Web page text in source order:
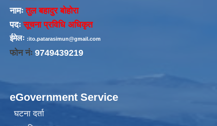
नामःतुल बहादुर बोहोरा
पदःसूचना प्रविधि अधिकृत
ईमेलः :ito.patarasimun@gmail.com
फोन नंः 9749439219
eGovernment Service
घटना दर्ता